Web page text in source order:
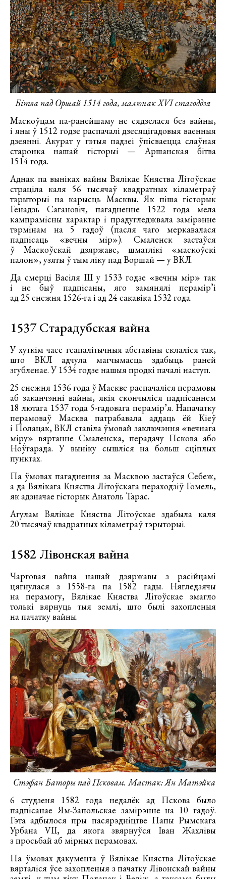
Бітва пад Оршай 1514 года, малюнак XVI стагоддзя
Маскоўцам па-ранейшаму не сядзелася без вайны,
і яны ў 1512 годзе распачалі дзесяцігадовыя ваенныя
дзеянні. Акурат у гэтыя падзеі ўпісваецца слаўная
старонка нашай гісторыі — Аршанская бітва
1514 года.
Аднак па выніках вайны Вялікае Княства Літоўскае
страціла каля 56 тысячаў квадратных кіламетраў
тэрыторыі на карысць Масквы. Як піша гісторык
Генадзь Сагановіч, пагадненне 1522 года мела
кампрамісны характар і прадугледжвала замірэнне
тэрмінам на 5 гадоў (пасля чаго меркавалася
падпісаць «вечны мір»). Смаленск застаўся
ў Маскоўскай дзяржаве, шматлікі «маскоўскі
палон», узяты ў тым ліку пад Воршай — у ВКЛ.
Да смерці Васіля III у 1533 годзе «вечны мір» так
і не быў падпісаны, яго замянялі перамір’і
ад 25 снежня 1526-га і ад 24 сакавіка 1532 года.
1537 Старадубская вайна
У хуткім часе геапалітычныя абставіны склаліся так,
што ВКЛ адчула магчымасць здабыць раней
згубленае. У 1534 годзе нашыя продкі пачалі наступ.
25 снежня 1536 года ў Маскве распачаліся перамовы
аб заканчэнні вайны, якія скончыліся падпісаннем
18 лютага 1537 года 5-гадовага перамір’я. Напачатку
перамоваў Масква патрабавала аддаць ёй Кіеў
і Полацак, ВКЛ ставіла ўмовай заключэння «вечнага
міру» вяртанне Смаленска, перадачу Пскова або
Ноўгарада. У выніку сышліся на больш сціплых
пунктах.
Па ўмовах пагаднення за Масквою застаўся Себеж,
а да Вялікага Княства Літоўскага пераходзіў Гомель,
як адзначае гісторык Анатоль Тарас.
Агулам Вялікае Княства Літоўскае здабыла каля
20 тысячаў квадратных кіламетраў тэрыторыі.
1582 Лівонская вайна
Чарговая вайна нашай дзяржавы з расійцамі
цягнулася з 1558-га па 1582 гады. Нягледзячы
на перамогу, Вялікае Княства Літоўскае змагло
толькі вярнуць тыя землі, што былі захопленыя
на пачатку вайны.
Стэфан Баторы пад Псковам. Мастак: Ян Матэйка
6 студзеня 1582 года недалёк ад Пскова было
падпісанае Ям-Запольскае замірэнне на 10 гадоў.
Гэта адбылося пры пасярэдніцтве Папы Рымскага
Урбана VII, да якога звярнуўся Іван Жахлівы
з просьбай аб мірных перамовах.
Па ўмовах дакумента ў Вялікае Княства Літоўскае
вярталіся ўсе захопленыя з пачатку Лівонскай вайны